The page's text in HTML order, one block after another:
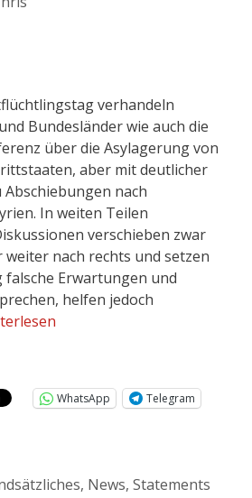
verhandeln
Bundesländer wie auch die
über die Asylagerung von
aber mit deutlicher
Abschiebungen nach
In weiten Teilen
verschieben zwar
nach rechts und setzen
falsche Erwartungen und
helfen jedoch
WhatsApp
Telegram
, News, Statements